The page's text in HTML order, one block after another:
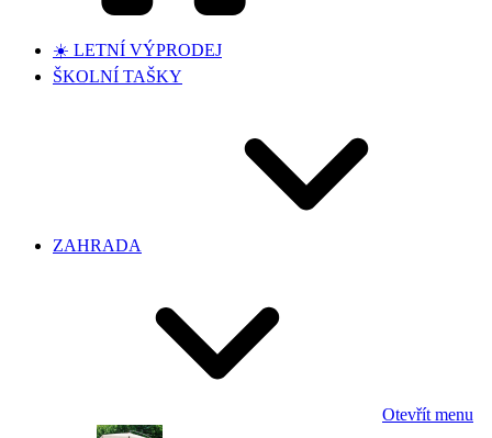
☀️ LETNÍ VÝPRODEJ
ŠKOLNÍ TAŠKY
ZAHRADA
Otevřít menu